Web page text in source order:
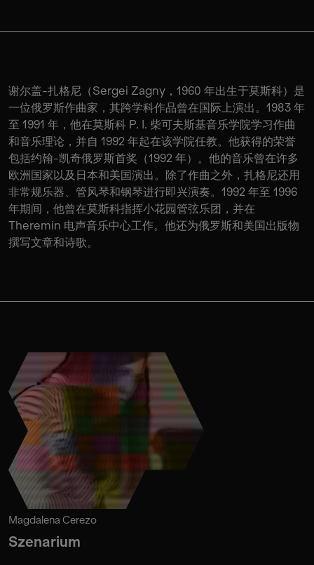
谢尔盖-扎格尼（Sergei Zagny，1960 年出生于莫斯科）是
一位俄罗斯作曲家，其跨学科作品曾在国际上演出。1983 年
至 1991 年，他在莫斯科 P. I. 柴可夫斯基音乐学院学习作曲
和音乐理论，并自 1992 年起在该学院任教。他获得的荣誉
包括约翰-凯奇俄罗斯首奖（1992 年）。他的音乐曾在许多
欧洲国家以及日本和美国演出。除了作曲之外，扎格尼还用
非常规乐器、管风琴和钢琴进行即兴演奏。1992 年至 1996
年期间，他曾在莫斯科指挥小花园管弦乐团，并在
Theremin 电声音乐中心工作。他还为俄罗斯和美国出版物
撰写文章和诗歌。
Magdalena Cerezo
Szenarium